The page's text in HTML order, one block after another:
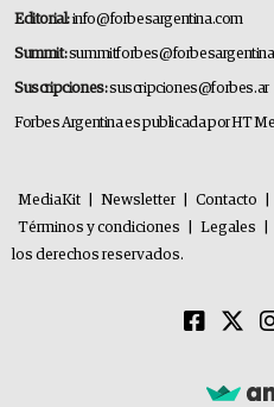
Editorial:info@forbesargentina.com
Summit:
Suscripciones:suscripciones@forbes.ar
Forbes Argentina es publicada por HT
MediaKit Newsletter Contacto
Términos y condiciones
Legales
los derechos reservados.